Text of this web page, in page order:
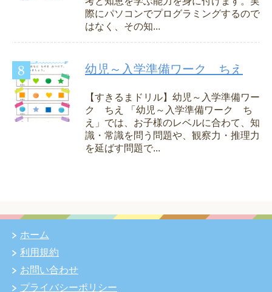
際にパソコンでプログラミングするので
はなく、その知...
幼児～入学準備ワーク ちえ
【すきるまドリル】幼児～入学準備ワー
ク ちえ 「幼児～入学準備ワーク ち
え」では、お子様のレベルに合わて、知
識・常識を問う問題や、観察力・推理力
を延ばす問題で...
ホーム
利用規約
お問い合わせ
プライバシーポリシー